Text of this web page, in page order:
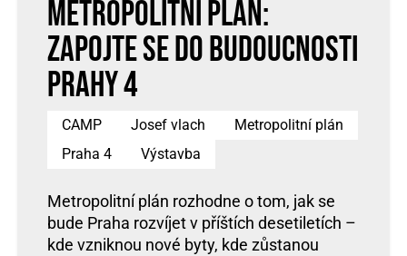
Metropolitní plán:
zapojte se do budoucnosti
Prahy 4
CAMP Josef vlach
Metropolitní plán
Praha 4
Výstavba
Metropolitní plán rozhodne o tom, jak se
bude Praha rozvíjet v příštích desetiletích –
kde vzniknou nové byty, kde zůstanou